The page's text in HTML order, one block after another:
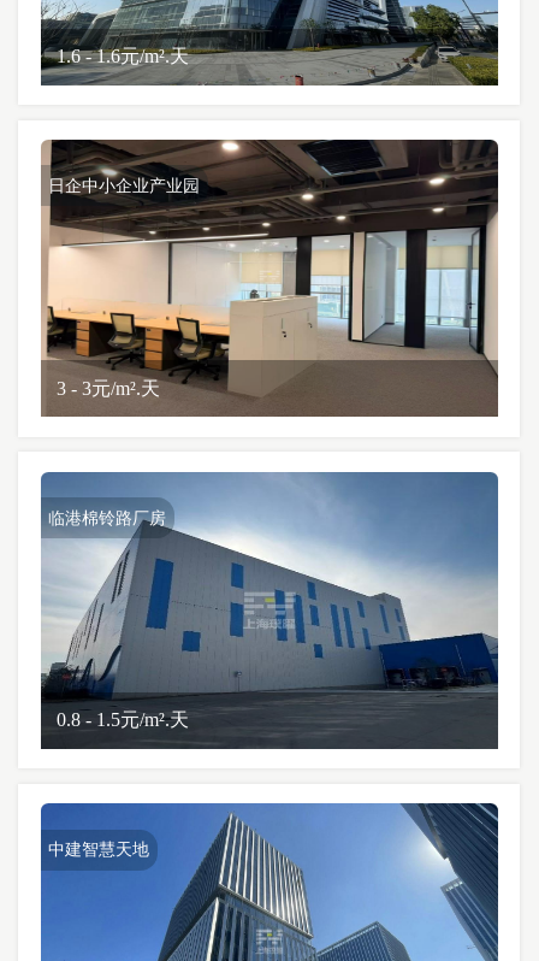
1.6 - 1.6元/m².天
日企中小企业产业园
3 - 3元/m².天
临港棉铃路厂房
0.8 - 1.5元/m².天
中建智慧天地